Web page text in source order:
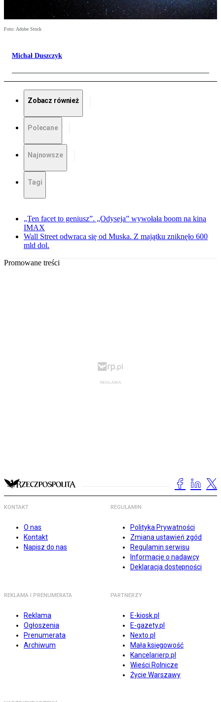
Foto: Adobe Stock
Michał Duszczyk
Zobacz również
Polecane
Najnowsze
Tagi
„Ten facet to geniusz”. „Odyseja” wywołała boom na kina
IMAX
Wall Street odwraca się od Muska. Z majątku zniknęło 600
mld dol.
Promowane treści
KONTAKT
O nas
Kontakt
Napisz do nas
REGULAMIN
Polityka Prywatności
Zmiana ustawień zgód
Regulamin serwisu
Informacje o nadawcy
Deklaracja dostępności
REKLAMA I PRENUMERATA
Reklama
Ogłoszenia
Prenumerata
Archiwum
PARTNERZY
E-kiosk.pl
E-gazety.pl
Nexto.pl
Mała księgowość
Kancelarierp.pl
Wieści Rolnicze
Życie Warszawy